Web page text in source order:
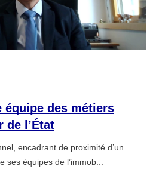
équipe des métiers
de l’État
encadrant de proximité d’un
ses équipes de l’immob...